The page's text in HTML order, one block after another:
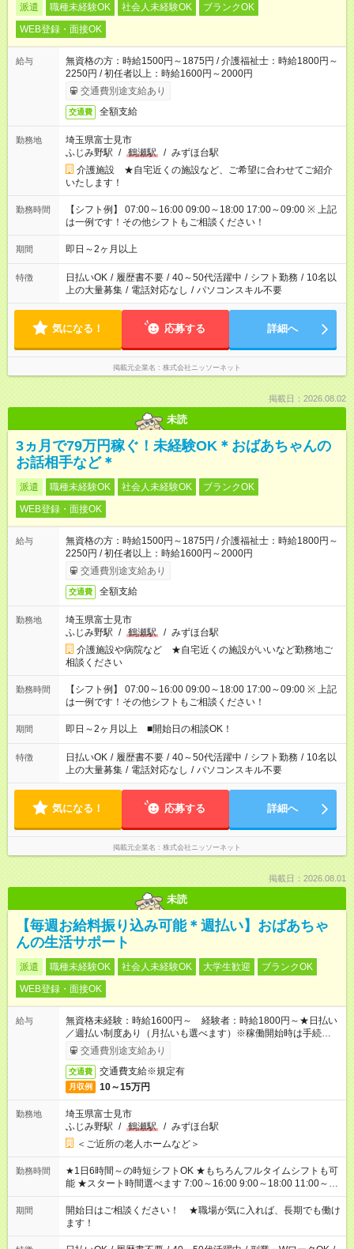
派遣 職種未経験OK 社会人未経験OK
ブランクOK
WEB登録・面接OK
給与
無資格の方：時給1500円～1875円 / 介護福祉士：時給1800円～
2250円 / 初任者以上：時給1600円～2000円
交通費別途支給あり
交通費 全額支給
勤務地
埼玉県富士見市
ふじみ野駅 / 鶴瀬駅 / みずほ台駅
介護施設 ★自宅近くの施設など、ご希望に合わせてご紹介
いたします！
勤務時間
【シフト例】 07:00～16:00 09:00～18:00 17:00～09:00 ※ 上記
は一例です！その他シフトもご相談ください！
期間 即日～2ヶ月以上
特徴 日払いOK / 履歴書不要 / 40～50代活躍中 / シフト勤務 / 10名以
上の大量募集 / 電話対応なし / パソコンスキル不要
気になる！ 応募する 詳細へ
掲載元企業名 株式会社ニッソーネット
掲載日：2026.08.02
未読
3ヵ月で79万円稼ぐ！未経験OK＊おばあちゃんの
お話相手など＊
派遣 職種未経験OK 社会人未経験OK
ブランクOK
WEB登録・面接OK
給与
無資格の方：時給1500円～1875円 / 介護福祉士：時給1800円～
2250円 / 初任者以上：時給1600円～2000円
交通費別途支給あり
交通費 全額支給
勤務地
埼玉県富士見市
ふじみ野駅 / 鶴瀬駅 / みずほ台駅
介護施設や病院など ★自宅近くの施設がいいなど勤務地ご
相談ください
勤務時間
【シフト例】 07:00～16:00 09:00～18:00 17:00～09:00 ※ 上記
は一例です！その他シフトもご相談ください！
期間 即日～2ヶ月以上 ■開始日の相談OK！
特徴 日払いOK / 履歴書不要 / 40～50代活躍中 / シフト勤務 / 10名以
上の大量募集 / 電話対応なし / パソコンスキル不要
気になる！ 応募する 詳細へ
掲載元企業名 株式会社ニッソーネット
掲載日：2026.08.01
未読
【毎週お給料振り込み可能＊週払い】おばあちゃ
んの生活サポート
派遣 職種未経験OK 社会人未経験OK 大学生歓迎
ブランクOK
WEB登録・面接OK
給与
無資格未経験：時給1600円～ 経験者：時給1800円～★日払い
／週払い制度あり（月払いも選べます）※稼働開始時は手続き完
了次第のお支払いとなります。
交通費別途支給あり
交通費 交通費支給※規定有
月収例 10～15万円
勤務地
埼玉県富士見市
ふじみ野駅 / 鶴瀬駅 / みずほ台駅
＜ご近所の老人ホームなど＞
勤務時間
★1日6時間～の時短シフトOK ★もちろんフルタイムシフトも可
能 ★スタート時間選べます 7:00～16:00 9:00～18:00 11:00～
20:00 など 残業なし！ ※Wワークの場合、他のお仕事と合わせ
週40時間超の就業はご案内できません ※法令に基づき、週20時
間以上勤務は社会保険への加入対象となります ※労働者派遣法
（日雇い派遣の原則禁止）により、短時間・短期間の就業はご
案内が難しい場合があります
期間
開始日はご相談ください！ ★職場が気に入れば、長期でも働け
ます！